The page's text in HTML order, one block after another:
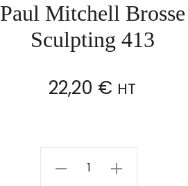
Paul Mitchell Brosse
Sculpting 413
22,20 € HT